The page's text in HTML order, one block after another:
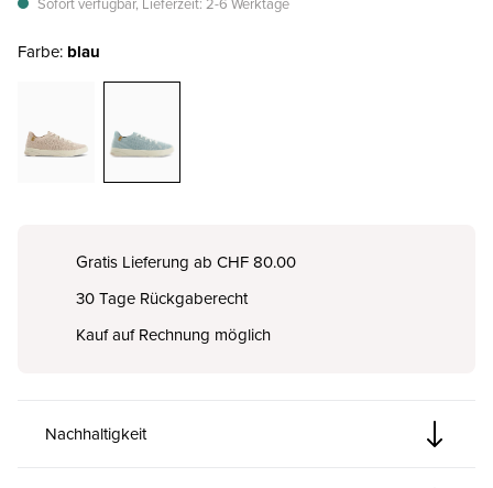
Sofort verfügbar, Lieferzeit: 2-6 Werktage
Farbe: blau
Gratis Lieferung ab CHF 80.00
30 Tage Rückgaberecht
Kauf auf Rechnung möglich
Nachhaltigkeit